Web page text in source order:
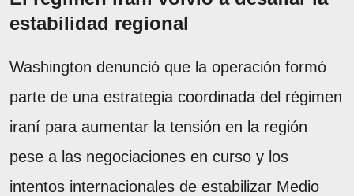
estabilidad regional
Washington denunció que la operación formó
parte de una estrategia coordinada del régimen
iraní para aumentar la tensión en la región
pese a las negociaciones en curso y los
intentos internacionales de estabilizar Medio